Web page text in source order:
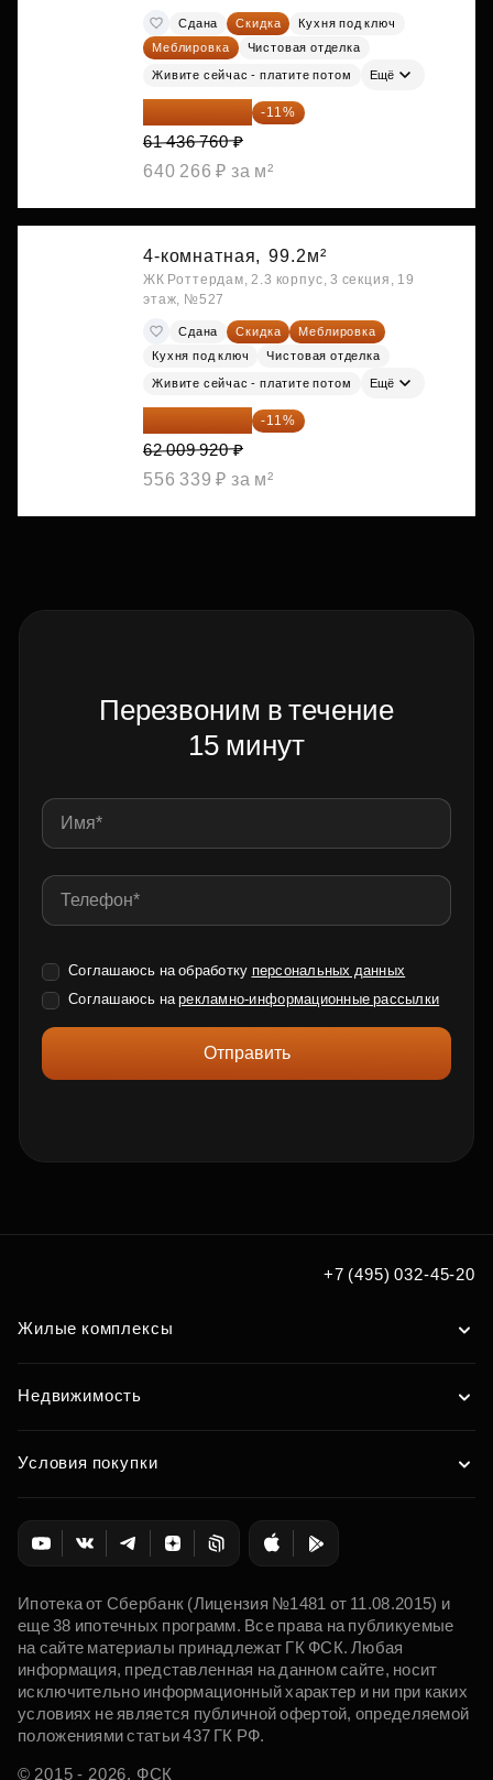
Сдана Скидка
Кухня под ключ
Меблировка
Чистовая отделка
Живите сейчас - платите потом Ещё
54 678 716 ₽ -11%
61 436 760 ₽
640 266 ₽ за м²
4-комнатная, 99.2м²
ЖК Роттердам, 2.3 корпус, 3 секция, 19
этаж, №527
Сдана Скидка
Меблировка
Кухня под ключ
Чистовая отделка
Живите сейчас - платите потом Ещё
55 188 829 ₽ -11%
62 009 920 ₽
556 339 ₽ за м²
Перезвоним в течение
15 минут
Соглашаюсь на обработку персональных данных
Соглашаюсь нарекламно-информационные рассылки
Отправить
+7 (495) 032-45-20
Жилые комплексы
Недвижимость
Условия покупки
Ипотека от Сбербанк (Лицензия №1481 от 11.08.2015) и
еще 38 ипотечных программ. Все права на публикуемые
на сайте материалы принадлежат ГК ФСК. Любая
информация, представленная на данном сайте, носит
исключительно информационный характер и ни при каких
условиях не является публичной офертой, определяемой
положениями статьи 437 ГК РФ.
© 2015 - 2026. ФСК